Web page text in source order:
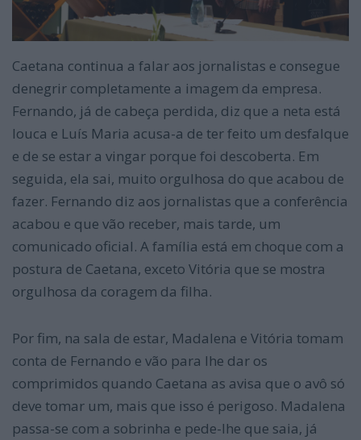
Caetana continua a falar aos jornalistas e consegue
denegrir completamente a imagem da empresa.
Fernando, já de cabeça perdida, diz que a neta está
louca e Luís Maria acusa-a de ter feito um desfalque
e de se estar a vingar porque foi descoberta. Em
seguida, ela sai, muito orgulhosa do que acabou de
fazer. Fernando diz aos jornalistas que a conferência
acabou e que vão receber, mais tarde, um
comunicado oficial. A família está em choque com a
postura de Caetana, exceto Vitória que se mostra
orgulhosa da coragem da filha.
Por fim, na sala de estar, Madalena e Vitória tomam
conta de Fernando e vão para lhe dar os
comprimidos quando Caetana as avisa que o avô só
deve tomar um, mais que isso é perigoso. Madalena
passa-se com a sobrinha e pede-lhe que saia, já